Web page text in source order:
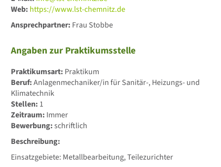
Web: https://www.lst-chemnitz.de
Ansprechpartner: Frau Stobbe
Angaben zur Praktikumsstelle
Praktikumsart: Praktikum
Beruf:Anlagenmechaniker/in für Sanitär-, Heizungs- und
Klimatechnik
Stellen: 1
Zeitraum: Immer
Bewerbung:schriftlich
Beschreibung:
Einsatzgebiete: Metallbearbeitung, Teilezurichter